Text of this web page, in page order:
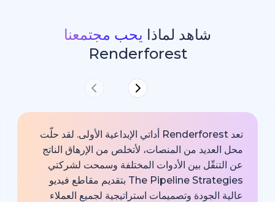
شاهد لماذايحب مجتمعنا
Renderforest
تعد Renderforest أداتي الإبداعية الأولى. لقد حلّت
من المنصات، لأتخلص من الإرهاق الناتج
بين الأدوات المختلفة وسمحت لشركتي
The Pipeline Strategies بتقديم مقاطع فيديو
وتصميمات استراتيجية لجميع العملاء